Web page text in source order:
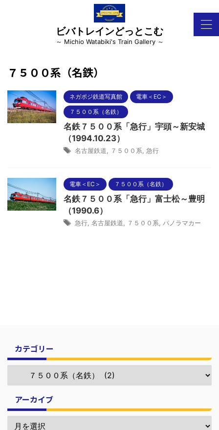
ビバトレインどっとこむ
～ Michio Watabiki's Train Gallery ～
７５００系（名鉄）
ネガポジ鉄道写真館 電車＜EC＞
７５００系（名鉄）
名鉄７５００系「急行」宇頭～新安城
（1994.10.23）
名古屋鉄道 ７５００系 急行
電車＜EC＞ ７５００系（名鉄）
名鉄７５００系「急行」富士松～豊明
（1990.6）
急行 名古屋鉄道 ７５００系 パノラマカー
カテゴリー
アーカイブ